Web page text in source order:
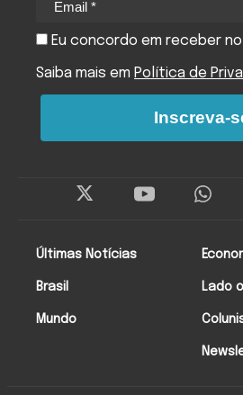
Últimas Notícias
Brasil
Mundo
Lado
Eu concordo em receber
Saiba mais em Política de
Inscreva-